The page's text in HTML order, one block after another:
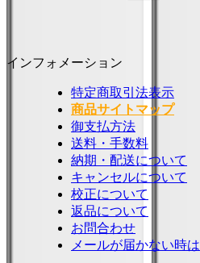
インフォメーション
特定商取引法表示
商品サイトマップ
御支払方法
送料・手数料
納期・配送について
キャンセルについて
校正について
返品について
お問合わせ
メールが届かない時は